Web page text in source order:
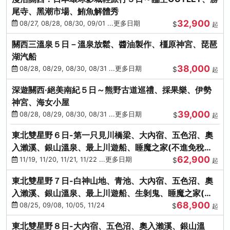
尾寺、黑潮市場、鮪魚解體秀
08/27, 08/28, 08/30, 09/01 ...更多日期 $32,900 起
關西三溫泉５日－溫泉放鬆、醬油製作、橿原神宮、琵琶
湖汽船
08/28, 08/29, 08/30, 08/31 ...更多日期 $38,000 起
深遊關西·絕美南紀５日～熊野古道巡禮、採果樂、伊勢
神宮、海女小屋
08/28, 08/29, 08/30, 08/31 ...更多日期 $39,000 起
東北雙星野６日-第一只見川橋梁、大內宿、五色沼、奧
入瀨溪、銀山溫泉、最上川遊船、睡魔之家(不進免稅店)
(仙/青)
11/19, 11/20, 11/21, 11/22 ...更多日期 $62,900 起
東北雙星野７日-白神山地、青池、大內宿、五色沼、奧
入瀨溪、銀山溫泉、最上川遊船、生剝鬼、睡魔之家(不
進免稅店)(仙/青)
08/25, 09/08, 10/05, 11/24 $68,900 起
東北雙星野８日-大內宿、五色沼、奧入瀨溪、銀山溫